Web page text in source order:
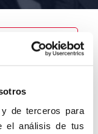
de terceros para
el análisis de tus